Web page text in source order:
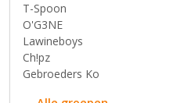
T-Spoon
O'G3NE
Lawineboys
Ch!pz
Gebroeders Ko